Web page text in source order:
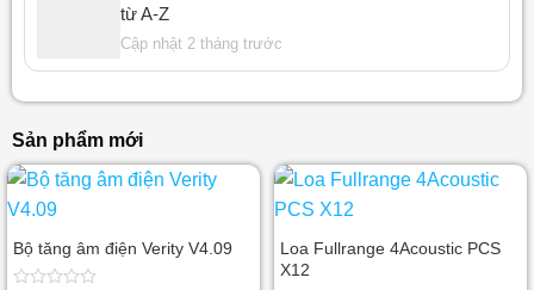
từ A-Z
Cập nhật 2 tháng trước
Sản phẩm mới
Bộ tăng âm điện Verity V4.09
Loa Fullrange 4Acoustic PCS
X12